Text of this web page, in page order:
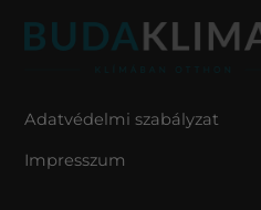
Adatvédelmi szabályzat
Impresszum